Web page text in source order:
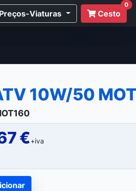
Preços-Viaturas Cesto
0
10W/50
€+iva